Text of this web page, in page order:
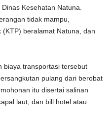
Kesehatan Natuna.
tidak mampu,
beralamat Natuna, dan
biaya transportasi tersebut
pulang dari berobat
itu disertai salinan
laut, dan bill hotel atau